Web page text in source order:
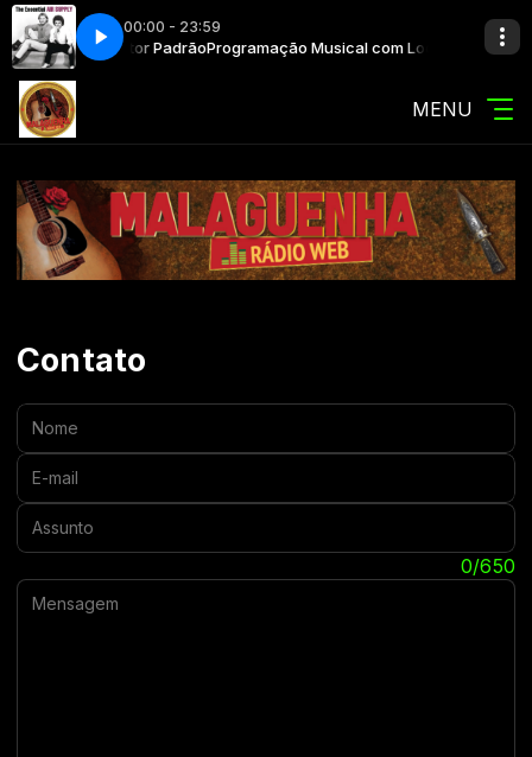
00:00 - 23:59
com Locutor PadrãoProgramação Musical com Locutor Padrão
Wait Forever Air Supply - I Can Wait Forever
MENU
Contato
Nome:
E-mail:
Assunto:
0/650